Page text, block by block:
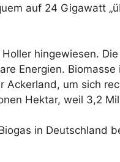
auf 24 Gigawatt
hingewiesen.
Energien. Biomasse
um sich
Hektar, weil 3,2
in Deutschland